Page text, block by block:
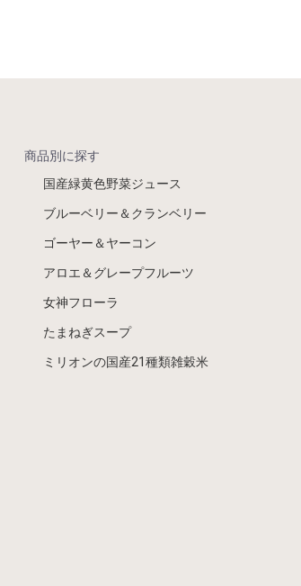
商品別に探す
国産緑黄色野菜ジュース
ブルーベリー＆クランベリー
ゴーヤー＆ヤーコン
アロエ＆グレープフルーツ
女神フローラ
たまねぎスープ
ミリオンの国産21種類雑穀米